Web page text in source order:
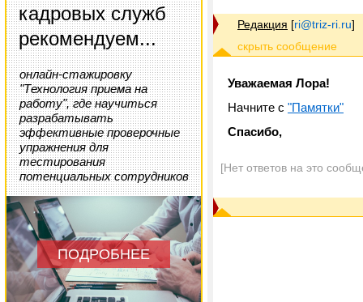
кадровых служб
рекомендуем...
онлайн-стажировку
"Технология приема на
работу", где научиться
разрабатывать
эффективные проверочные
упражнения для
тестирования
потенциальных сотрудников
ПОДРОБНЕЕ
Редакция [ri@triz-ri.ru]
Уважаемая Лора!
Начните с "Памятки"
Спасибо,
[Нет ответов на это